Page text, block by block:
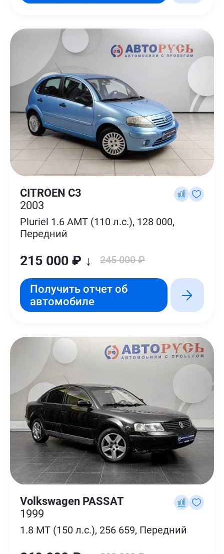
CITROEN C3
2003
Pluriel 1.6 AMT (110 л.с.), 128 000,
Передний
215 000 ₽ ↓ 245 000 ₽
Получить отчет об
автомобиле
Volkswagen PASSAT
1999
1.8 MT (150 л.с.), 256 659, Передний